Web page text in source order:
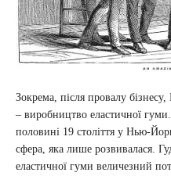
Зокрема, після провалу
– виробництво еластичної
половині 19 століття у Нью-
сфера, яка лише розвивалася.
еластичної гуми величезний